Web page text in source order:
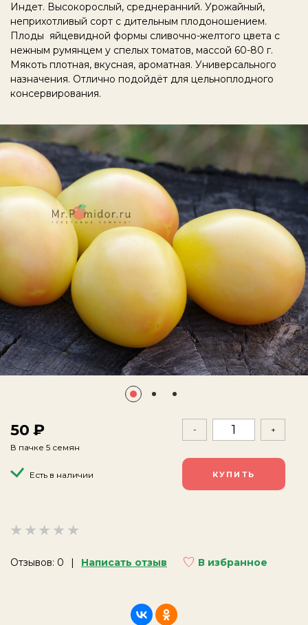
Индет. Высокорослый, среднеранний. Урожайный,
неприхотливый сорт с дительным плодоношением.
Плоды яйцевидной формы сливочно-желтого цвета с
нежным румянцем у спелых томатов, массой 60-80 г.
Мякоть плотная, вкусная, ароматная. Универсального
назначения. Отлично подойдёт для цельноплодного
консервирования.
Отзывов: 0 Написать отзыв В избранное
50
В пачке 5 семян
Есть в наличии
- +